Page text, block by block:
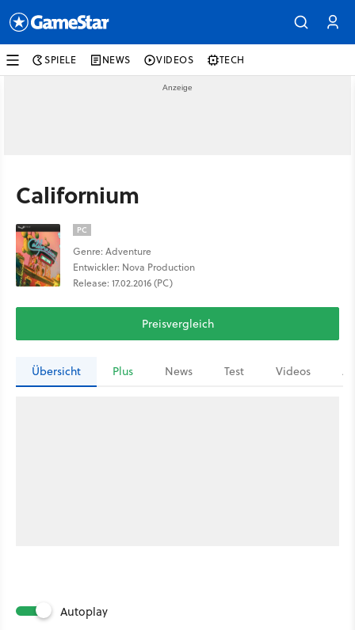
SPIELE NEWS VIDEOS TECH
Californium
PC
Genre: Adventure
Entwickler: Nova Production
Release: 17.02.2016 (PC)
Preisvergleich
Übersicht Plus News Test Videos
Autoplay